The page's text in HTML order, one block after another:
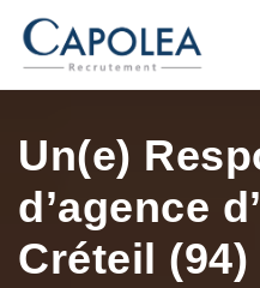
Un(e)
d’agence
Créteil (94)